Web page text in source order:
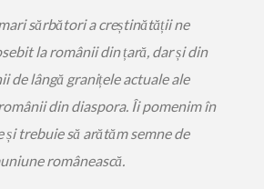
sărbători a creștinătății ne
la românii din țară, dar și din
de lângă granițele actuale ale
din diaspora. Îi pomenim în
trebuie să arătăm semne de
românească.